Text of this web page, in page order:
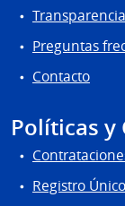
Transparencia
Preguntas
Contacto
Políticas y
Registro